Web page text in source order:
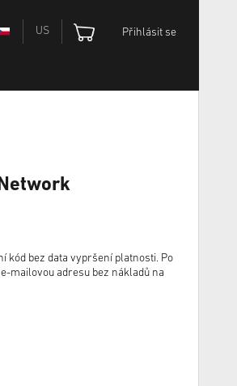
US Přihlásit se
kód bez data vypršení platnosti. Po
mailovou adresu bez nákladů na